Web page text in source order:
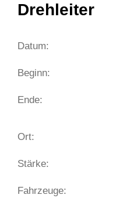
Drehleiter
Datum:
Beginn:
Ende:
Ort:
Stärke:
Fahrzeuge: